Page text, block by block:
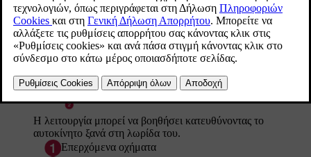
Ενημερώθηκε 19/10/2021
Η λειτουργία μπορεί να βοηθήσει κατευθύνοντας το
αυτοκίνητο ξανά στη λωρίδα του.
Επερχόμενα οχήματα